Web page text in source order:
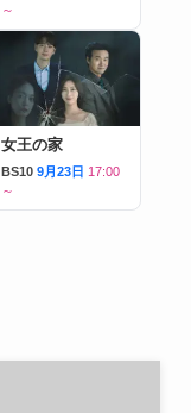
～
女王の家
BS10 9月23日 17:00
～